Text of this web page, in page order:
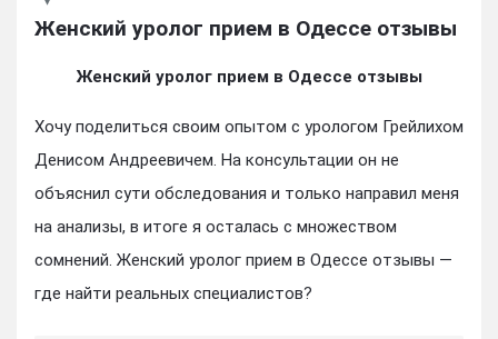
Женский уролог прием в Одессе отзывы
Женский уролог прием в Одессе отзывы
Хочу поделиться своим опытом с урологом Грейлихом
Денисом Андреевичем. На консультации он не
объяснил сути обследования и только направил меня
на анализы, в итоге я осталась с множеством
сомнений. Женский уролог прием в Одессе отзывы —
где найти реальных специалистов?